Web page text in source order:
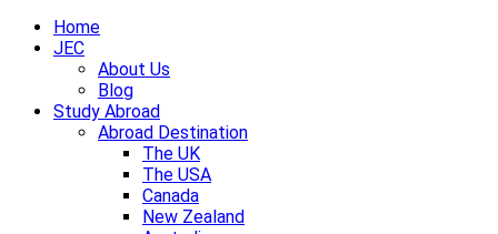
Home
JEC
About Us
Blog
Study Abroad
Abroad Destination
The UK
The USA
Canada
New Zealand